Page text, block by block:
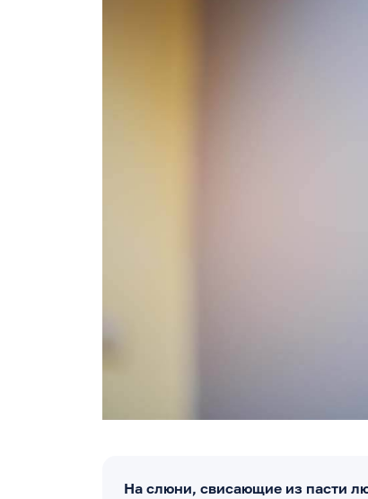
На слюни, свисающие из пасти